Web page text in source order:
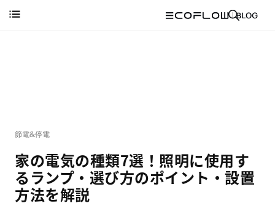
節電&停電
家の電気の種類7選！照明に使用す
るランプ・選び方のポイント・設置
方法を解説